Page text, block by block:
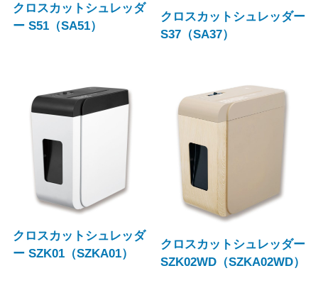
クロスカットシュレッダ
ー S51（SA51）
クロスカットシュレッダー
S37（SA37）
クロスカットシュレッダ
ー SZK01（SZKA01）
クロスカットシュレッダー
SZK02WD（SZKA02WD）